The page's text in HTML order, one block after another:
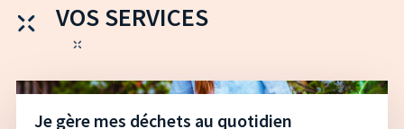
VOS SERVICES
Je gère mes déchets au quotidien